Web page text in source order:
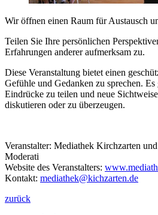
Wir öffnen einen Raum für Austausch
Teilen Sie Ihre persönlichen
Erfahrungen anderer aufmerksam zu.
Diese Veranstaltung bietet einen
Gefühle und Gedanken zu sprechen.
Eindrücke zu teilen und neue
diskutieren oder zu überzeugen.
Veranstalter: Mediathek Kirchzarten
Moderati
Website des Veranstalters:
Kontakt: mediathek@kichzarten.de
zurück